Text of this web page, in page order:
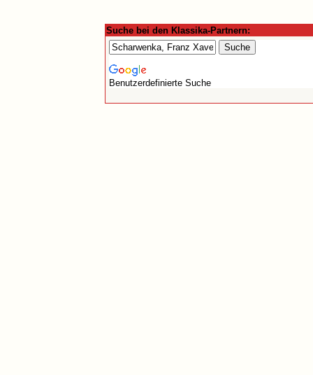
Suche bei den Klassika-Partnern:
Benutzerdefinierte Suche